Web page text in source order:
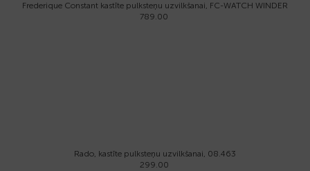
Frederique Constant kastīte pulksteņu uzvilkšanai, FC-WATCH WINDER
789.00
Rado, kastīte pulksteņu uzvilkšanai, 08.463
299.00